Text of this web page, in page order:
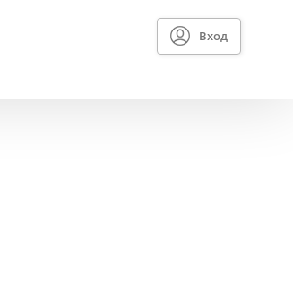
Вход